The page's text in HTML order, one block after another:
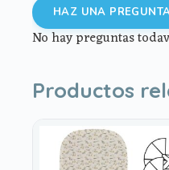
HAZ UNA
No hay preguntas
Productos
producto